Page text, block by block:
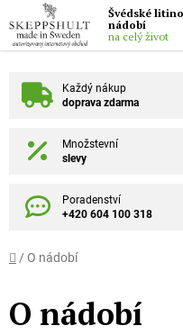
Přejít na obsah
Švédské
nádobí
na celý život
Každý nákup
doprava zdarma
Množstevní
slevy
Poradenství
+420 604 100 318
Domů
/ O nádobí
O nádobí